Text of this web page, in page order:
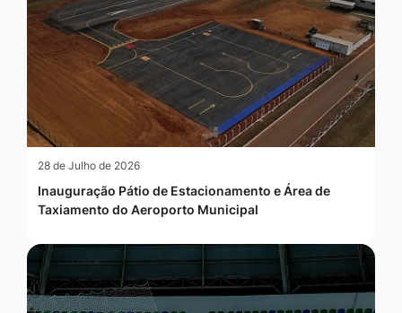
28 de Julho de 2026
Inauguração Pátio de Estacionamento e Área de
Taxiamento do Aeroporto Municipal